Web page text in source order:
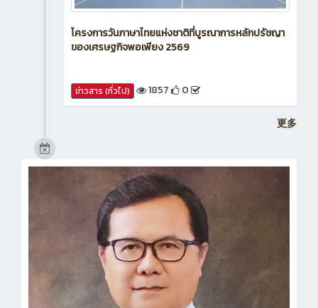
โครงการวันภาษาไทยแห่งชาติที่บูรณาการหลักปรัชญา
ของเศรษฐกิจพอเพียง 2569
ข่าวสาร (ทั่วไป) 1857 0
更多